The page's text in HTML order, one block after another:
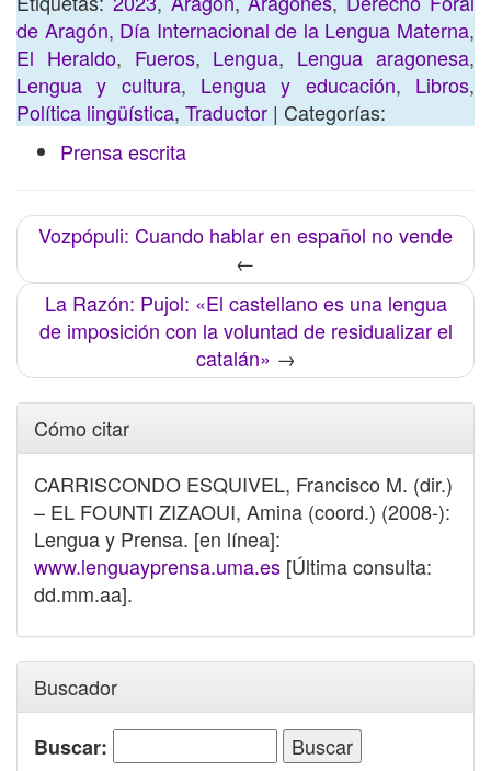
de Aragón, Día Internacional de la Lengua Materna,
El Heraldo, Fueros, Lengua, Lengua aragonesa,
Lengua y cultura, Lengua y educación, Libros,
Política lingüística, Traductor | Categorías:
Prensa escrita
Vozpópuli: Cuando hablar en español no vende
←
La Razón: Pujol: «El castellano es una lengua
de imposición con la voluntad de residualizar el
catalán» →
Cómo citar
CARRISCONDO ESQUIVEL, Francisco M. (dir.)
– EL FOUNTI ZIZAOUI, Amina (coord.) (2008-):
Lengua y Prensa. [en línea]:
www.lenguayprensa.uma.es [Última consulta:
dd.mm.aa].
Buscador
Buscar: